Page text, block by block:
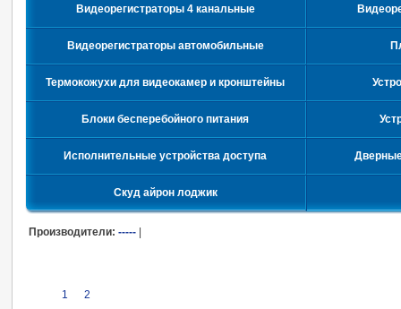
Видеорегистраторы 4 канальные
Видеорегистраторы автомобильные
Термокожухи для видеокамер и кронштейны
Блоки бесперебойного питания
Исполнительные устройства доступа
Скуд айрон лоджик
Производители: -----
1 2